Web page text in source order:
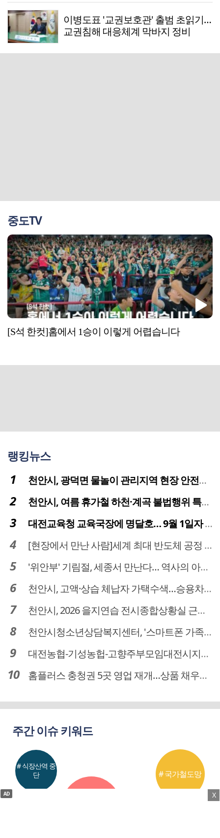
이병도표 '교권보호관' 출범 초읽기…
교권침해 대응체계 막바지 정비
중도TV
[S석 한컷]홈에서 1승이 이렇게 어렵습니다
랭킹뉴스
천안시, 광덕면 물놀이 관리지역 현장 안전점검 실시
천안시, 여름 휴가철 하천·계곡 불법행위 특별단속
대전교육청 교육국장에 명달호… 9월 1일자 181명 인사
[현장에서 만난 사람]세계 최대 반도체 공정 장비 제조 기업 ASML 한종호 매니저
'위안부' 기림절, 세종서 만난다… 역사의 아픔 치유, '평화의 장'
천안시, 고액·상습 체납자 가택수색…승용차 압류·공매 착수
천안시, 2026 을지연습 전시종합상황실 근무자 사전교육
천안시청소년상담복지센터, '스마트폰 가족치유캠프' 운영
대전농협-기성농헙-고향주부모임대전시지회, 이심점심 중식지원 봉사활동
홈플러스 충청권 5곳 영업 재개…상품 채우기 ‘속도전’
주간 이슈 키워드
# 국가철도망
# 식장산역 중
단
X
AD